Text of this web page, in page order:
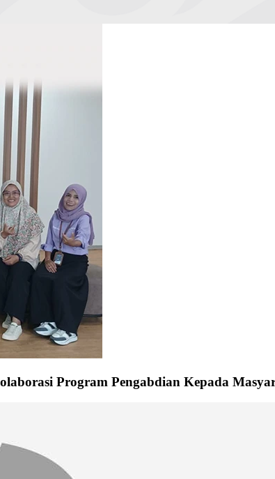
Program Pengabdian Kepada